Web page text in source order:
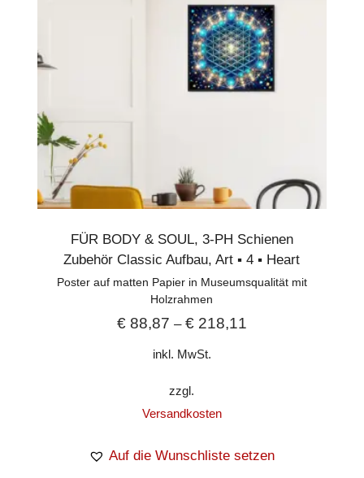
FÜR BODY & SOUL, 3-PH Schienen
Zubehör Classic Aufbau,Art ▪︎ 4 ▪︎ Heart
Poster auf matten Papier in Museumsqualität mit
Holzrahmen
€88,87 – €218,11
inkl. MwSt.
zzgl.
Versandkosten
Auf die Wunschliste setzen